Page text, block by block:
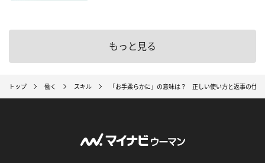
もっと見る
トップ 働く スキル 「お手柔らかに」の意味は？ 正しい使い方と返事の仕方